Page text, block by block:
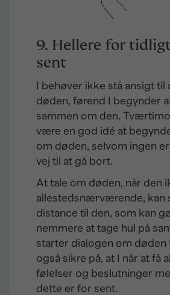
9. Hellere for
sent
I behøver ikke stå ansigt til
døden, førend I begynder
sammen om den.
være en god idé at
om døden, selvom ingen
vej til at gå bort.
At tale om døden, når den
allestedsnærværende, kan
distance til den, som kan
nemmere at tage hul på
starter dialogen om døden
også sikre på, at I når at få
følelser og beslutninger
dette er for sent.